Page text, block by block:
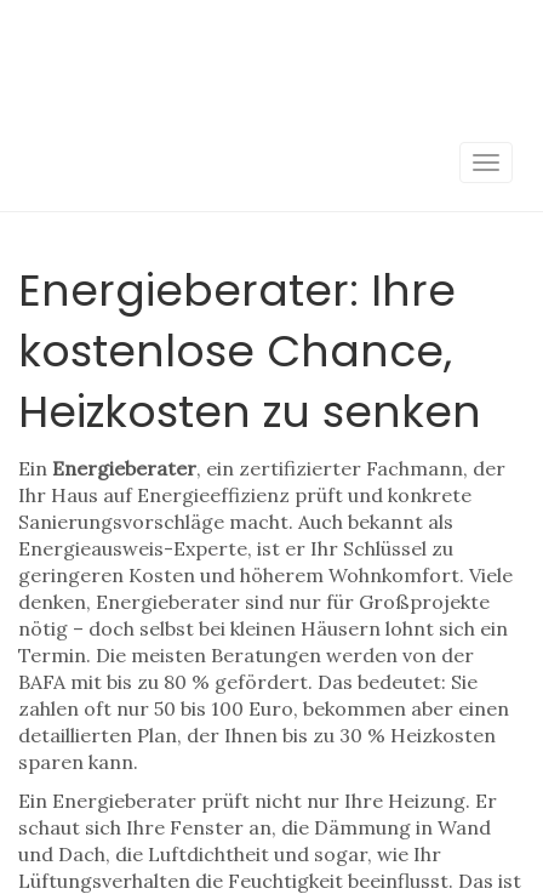
Energieberater: Ihre
kostenlose Chance,
Heizkosten zu senken
Ein Energieberater, ein zertifizierter Fachmann, der
Ihr Haus auf Energieeffizienz prüft und konkrete
Sanierungsvorschläge macht. Auch bekannt als
Energieausweis-Experte, ist er Ihr Schlüssel zu
geringeren Kosten und höherem Wohnkomfort. Viele
denken, Energieberater sind nur für Großprojekte
nötig – doch selbst bei kleinen Häusern lohnt sich ein
Termin. Die meisten Beratungen werden von der
BAFA mit bis zu 80 % gefördert. Das bedeutet: Sie
zahlen oft nur 50 bis 100 Euro, bekommen aber einen
detaillierten Plan, der Ihnen bis zu 30 % Heizkosten
sparen kann.
Ein Energieberater prüft nicht nur Ihre Heizung. Er
schaut sich Ihre Fenster an, die Dämmung in Wand
und Dach, die Luftdichtheit und sogar, wie Ihr
Lüftungsverhalten die Feuchtigkeit beeinflusst. Das ist